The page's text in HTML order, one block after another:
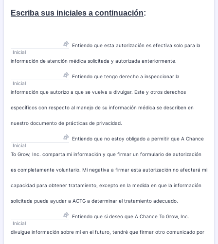
Escriba sus iniciales a continuación:
Inicial
Entiendo que esta autorización es efectiva solo para la
información de atención médica solicitada y autorizada anteriormente.
Inicial
Entiendo que tengo derecho a inspeccionar la
información que autorizo a que se vuelva a divulgar. Este y otros derechos
específicos con respecto al manejo de su información médica se describen en
nuestro documento de prácticas de privacidad.
Inicial
Entiendo que no estoy obligado a permitir que A Chance
To Grow, Inc. comparta mi información y que firmar un formulario de autorización
es completamente voluntario. Mi negativa a firmar esta autorización no afectará mi
capacidad para obtener tratamiento, excepto en la medida en que la información
solicitada pueda ayudar a ACTG a determinar el tratamiento adecuado.
Inicial
Entiendo que si deseo que A Chance To Grow, Inc.
divulgue información sobre mí en el futuro, tendré que firmar otro comunicado por